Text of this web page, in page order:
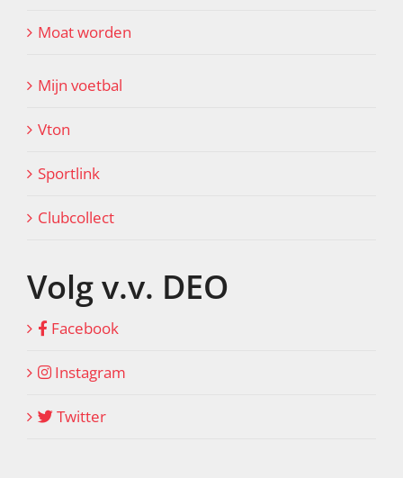
Moat worden
Mijn voetbal
Vton
Sportlink
Clubcollect
Volg v.v. DEO
Facebook
Instagram
Twitter